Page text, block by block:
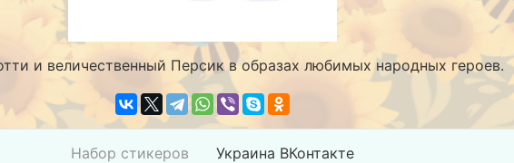
и величественный Персик в образах любимых народных героев.
Набор стикеров
Украина ВКонтакте